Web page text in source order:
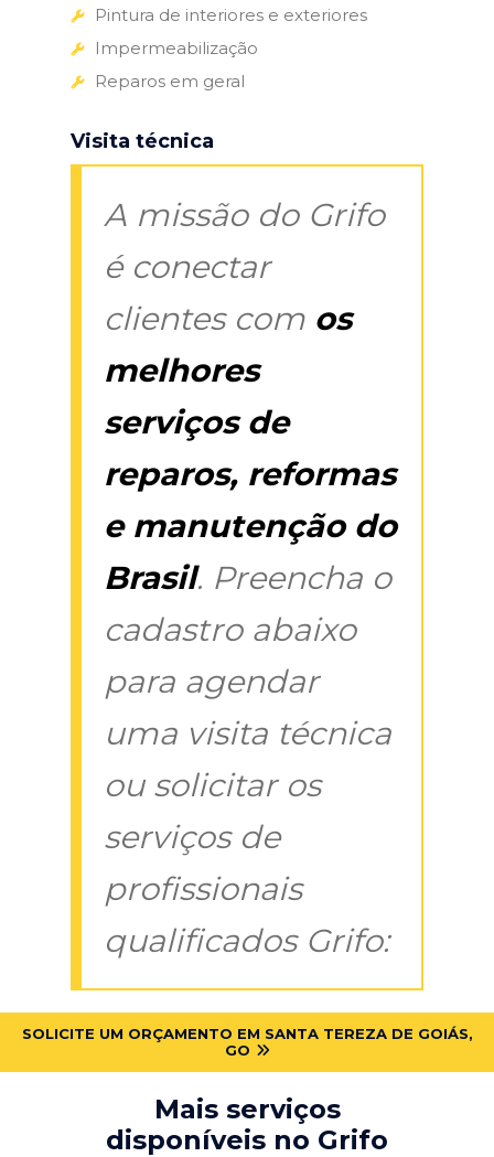
Pintura de interiores e exteriores
Impermeabilização
Reparos em geral
Visita técnica
A missão do Grifo
é conectar
clientes com os
melhores
serviços de
reparos, reformas
e manutenção do
Brasil. Preencha o
cadastro abaixo
para agendar
uma visita técnica
ou solicitar os
serviços de
profissionais
qualificados Grifo:
SOLICITE UM ORÇAMENTO EM SANTA TEREZA DE GOIÁS,
GO
Mais serviços
disponíveis no Grifo